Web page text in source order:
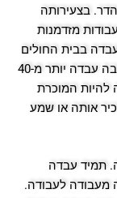
בצעירותה
מזדמנות
בבית החולים
תל השומר ומאיר בתור אחות. חנות התבלינים בה עבדה יותר מ-40
להיות המוכרת
אותה או שמע
תמיד עבדה
מעבודה לעבודה.